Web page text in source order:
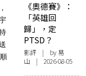
《奧德賽》：
「英雄回
歸」，定
PTSD？
影評 | by 易
山 | 2026-08-05